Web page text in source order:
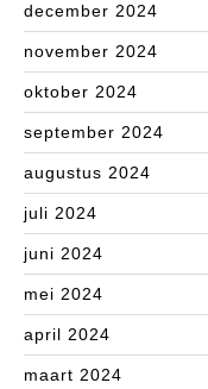
december 2024
november 2024
oktober 2024
september 2024
augustus 2024
juli 2024
juni 2024
mei 2024
april 2024
maart 2024